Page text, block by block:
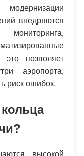
внедряются
позволяет
аэропорта,
риск ошибок.